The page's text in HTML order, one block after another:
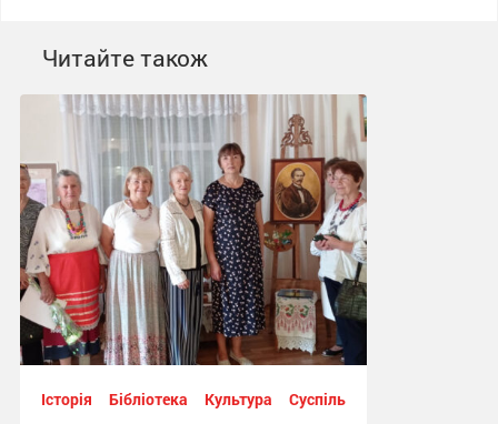
Читайте також
Історія Бібліотека Культура Суспільство